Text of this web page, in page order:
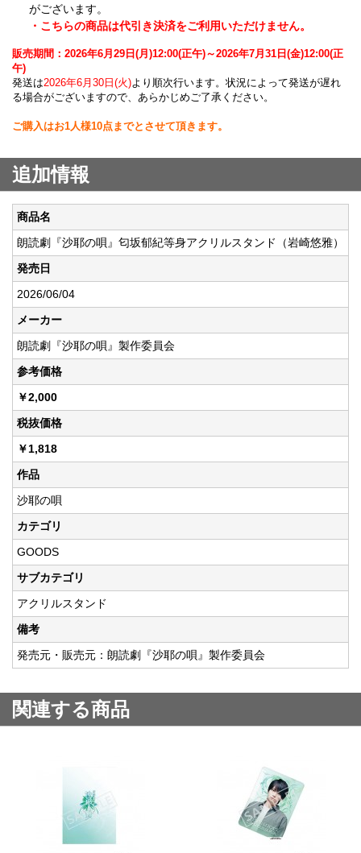
がございます。
・こちらの商品は代引き決済をご利用いただけません。
販売期間：2026年6月29日(月)12:00(正午)～2026年7月31日(金)12:00(正
午)
発送は2026年6月30日(火)より順次行います。状況によって発送が遅れ
る場合がございますので、あらかじめご了承ください。
ご購入はお1人様10点までとさせて頂きます。
追加情報
商品名
朗読劇『沙耶の唄』匂坂郁紀等身アクリルスタンド（岩崎悠雅）
発売日
2026/06/04
メーカー
朗読劇『沙耶の唄』製作委員会
参考価格
￥2,000
税抜価格
￥1,818
作品
沙耶の唄
カテゴリ
GOODS
サブカテゴリ
アクリルスタンド
備考
発売元・販売元：朗読劇『沙耶の唄』製作委員会
関連する商品